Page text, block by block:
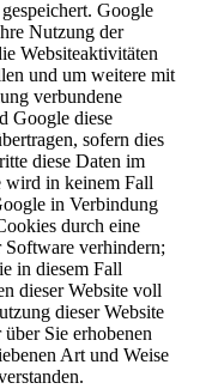
Google
Nutzung der
Websiteaktivitäten
und um weitere mit
verbundene
Google diese
sofern dies
diese Daten im
wird in keinem Fall
in Verbindung
durch eine
verhindern;
in diesem Fall
dieser Website voll
dieser Website
Sie erhobenen
Art und Weise